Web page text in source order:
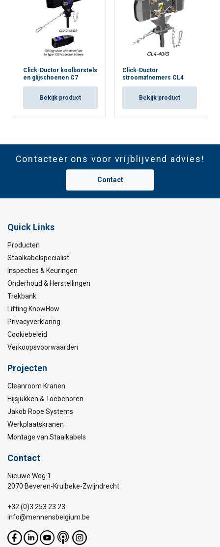
Click-Ductor koolborstels
en glijschoenen C7
Bekijk product
Click-Ductor
stroomafnemers CL4
Bekijk product
Contacteer ons voor vrijblijvend advies!
Contact
Quick Links
Producten
Staalkabelspecialist
Inspecties & Keuringen
Onderhoud & Herstellingen
Trekbank
Lifting KnowHow
Privacyverklaring
Cookiebeleid
Verkoopsvoorwaarden
Projecten
Cleanroom Kranen
Hijsjukken & Toebehoren
Jakob Rope Systems
Werkplaatskranen
Montage van Staalkabels
Contact
Nieuwe Weg 1
2070 Beveren-Kruibeke-Zwijndrecht
+32 (0)3 253 23 23
info@mennensbelgium.be